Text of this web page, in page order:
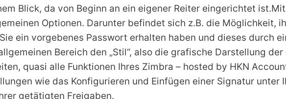
Blick, da von Beginn an ein eigener Reiter eingerichtet
Optionen. Darunter befindet sich z.B. die Möglichkeit,
ein vorgebenes Passwort erhalten haben und dieses durch
Bereich den „Stil“, also die grafische Darstellung
quasi alle Funktionen Ihres Zimbra – hosted by HKN
wie das Konfigurieren und Einfügen einer Signatur unter
getätigten Freigaben.